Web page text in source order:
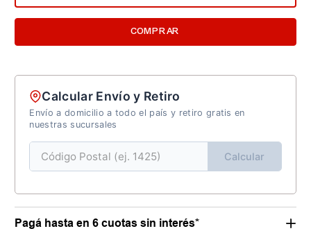
COMPRAR
Calcular Envío y Retiro
Envío a domicilio a todo el país y retiro gratis en
nuestras sucursales
Calcular
Pagá hasta en 6 cuotas sin interés*